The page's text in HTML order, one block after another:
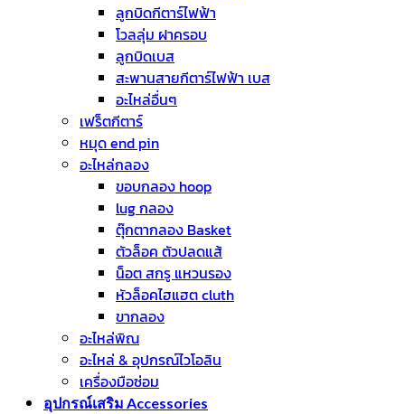
ลูกบิดกีตาร์ไฟฟ้า
โวลลุ่ม ฝาครอบ
ลูกบิดเบส
สะพานสายกีตาร์ไฟฟ้า เบส
อะไหล่อื่นๆ
เฟร็ตกีตาร์
หมุด end pin
อะไหล่กลอง
ขอบกลอง hoop
lug กลอง
ตุ๊กตากลอง Basket
ตัวล็อค ตัวปลดแส้
น็อต สกรู แหวนรอง
หัวล็อคไฮแฮต cluth
ขากลอง
อะไหล่พิณ
อะไหล่ & อุปกรณ์ไวโอลิน
เครื่องมือซ่อม
อุปกรณ์เสริม Accessories